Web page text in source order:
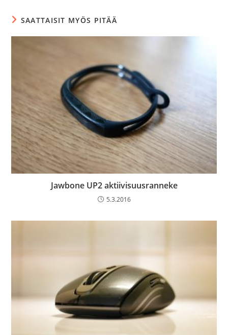
SAATTAISIT MYÖS PITÄÄ
Jawbone UP2 aktiivisuusranneke
5.3.2016